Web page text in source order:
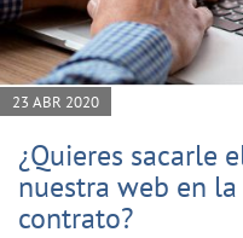
23 ABR 2020
¿Quieres sacarle
nuestra web en
contrato?